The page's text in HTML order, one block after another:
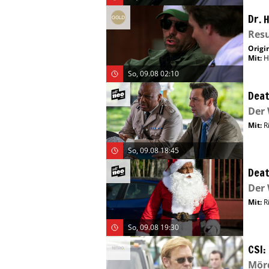
So, 09.08 02:10
Dr.
Mit:
So, 09.08 18:45
Der
Mit:
So, 09.08 19:30
Der
Mit: